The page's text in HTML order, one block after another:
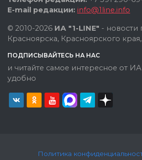
E-mail редакции: info@1line.info
© 2010-2026 ИА "1-LINE" - новости
Красноярска, Красноярского
ПОДПИСЫВАЙТЕСЬ НА НАС
и читайте самое интересное от ИА
удобно
Политика